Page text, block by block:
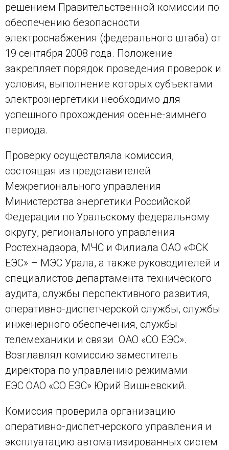
решением Правительственной комиссии по
обеспечению безопасности
электроснабжения (федерального штаба) от
19 сентября 2008 года. Положение
закрепляет порядок проведения проверок и
условия, выполнение которых субъектами
электроэнергетики необходимо для
успешного прохождения осенне-зимнего
периода.
Проверку осуществляла комиссия,
состоящая из представителей
Межрегионального управления
Министерства энергетики Российской
Федерации по Уральскому федеральному
округу, регионального управления
Ростехнадзора, МЧС и Филиала ОАО «ФСК
ЕЭС» – МЭС Урала, а также руководителей и
специалистов департамента технического
аудита, службы перспективного развития,
оперативно-диспетчерской службы, службы
инженерного обеспечения, службы
телемеханики и связи ОАО «СО ЕЭС».
Возглавлял комиссию заместитель
директора по управлению режимами
ЕЭС ОАО «СО ЕЭС» Юрий Вишневский.
Комиссия проверила организацию
оперативно-диспетчерского управления и
эксплуатацию автоматизированных систем